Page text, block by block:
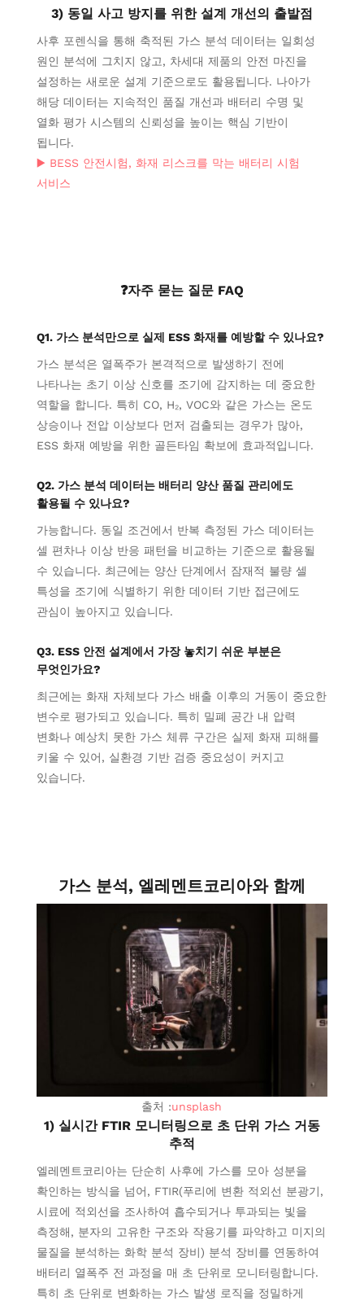
3) 동일 사고 방지를 위한 설계 개선의 출발점
사후 포렌식을 통해 축적된 가스 분석 데이터는 일회성
원인 분석에 그치지 않고, 차세대 제품의 안전 마진을
설정하는 새로운 설계 기준으로도 활용됩니다. 나아가
해당 데이터는 지속적인 품질 개선과 배터리 수명 및
열화 평가 시스템의 신뢰성을 높이는 핵심 기반이
됩니다.
▶️ BESS 안전시험, 화재 리스크를 막는 배터리 시험
서비스
❓자주 묻는 질문 FAQ
Q1. 가스 분석만으로 실제 ESS 화재를 예방할 수 있나요?
가스 분석은 열폭주가 본격적으로 발생하기 전에
나타나는 초기 이상 신호를 조기에 감지하는 데 중요한
역할을 합니다. 특히 CO, H₂, VOC와 같은 가스는 온도
상승이나 전압 이상보다 먼저 검출되는 경우가 많아,
ESS 화재 예방을 위한 골든타임 확보에 효과적입니다.
Q2. 가스 분석 데이터는 배터리 양산 품질 관리에도
활용될 수 있나요?
가능합니다. 동일 조건에서 반복 측정된 가스 데이터는
셀 편차나 이상 반응 패턴을 비교하는 기준으로 활용될
수 있습니다. 최근에는 양산 단계에서 잠재적 불량 셀
특성을 조기에 식별하기 위한 데이터 기반 접근에도
관심이 높아지고 있습니다.
Q3. ESS 안전 설계에서 가장 놓치기 쉬운 부분은
무엇인가요?
최근에는 화재 자체보다 가스 배출 이후의 거동이 중요한
변수로 평가되고 있습니다. 특히 밀폐 공간 내 압력
변화나 예상치 못한 가스 체류 구간은 실제 화재 피해를
키울 수 있어, 실환경 기반 검증 중요성이 커지고
있습니다.
가스 분석, 엘레멘트코리아와 함께
출처 :unsplash
1) 실시간 FTIR 모니터링으로 초 단위 가스 거동
추적
엘레멘트코리아는 단순히 사후에 가스를 모아 성분을
확인하는 방식을 넘어, FTIR(푸리에 변환 적외선 분광기,
시료에 적외선을 조사하여 흡수되거나 투과되는 빛을
측정해, 분자의 고유한 구조와 작용기를 파악하고 미지의
물질을 분석하는 화학 분석 장비) 분석 장비를 연동하여
배터리 열폭주 전 과정을 매 초 단위로 모니터링합니다.
특히 초 단위로 변화하는 가스 발생 로직을 정밀하게